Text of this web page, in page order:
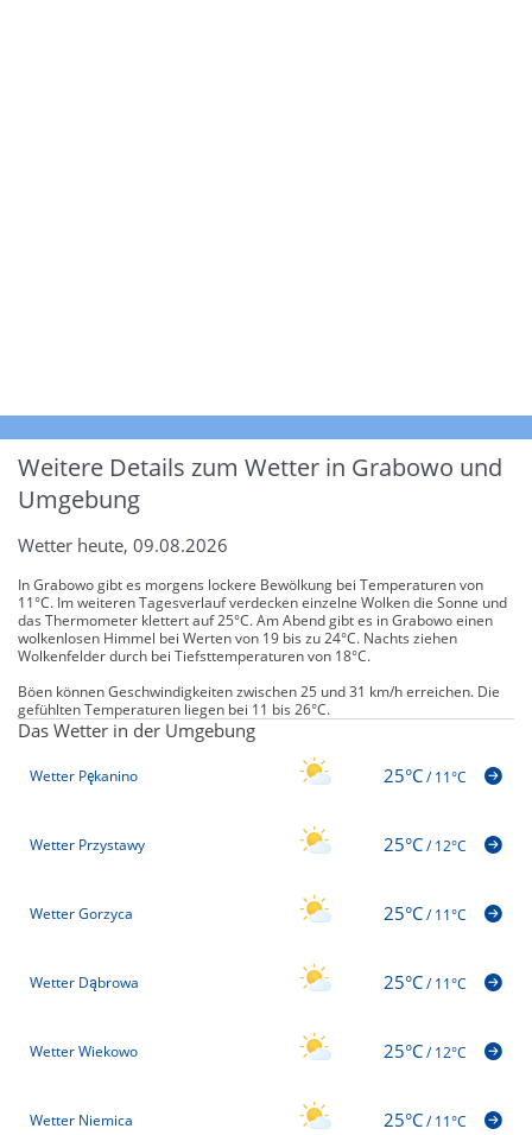
Weitere Details zum Wetter in Grabowo und
Umgebung
Wetter heute, 09.08.2026
In Grabowo gibt es morgens lockere Bewölkung bei Temperaturen von
11°C. Im weiteren Tagesverlauf verdecken einzelne Wolken die Sonne und
das Thermometer klettert auf 25°C. Am Abend gibt es in Grabowo einen
wolkenlosen Himmel bei Werten von 19 bis zu 24°C. Nachts ziehen
Wolkenfelder durch bei Tiefsttemperaturen von 18°C.
Böen können Geschwindigkeiten zwischen 25 und 31 km/h erreichen. Die
gefühlten Temperaturen liegen bei 11 bis 26°C.
Das Wetter in der Umgebung
Wetter Pękanino 25°C/11°C
Wetter Przystawy 25°C/12°C
Wetter Gorzyca 25°C/11°C
Wetter Dąbrowa 25°C/11°C
Wetter Wiekowo 25°C/12°C
Wetter Niemica 25°C/11°C